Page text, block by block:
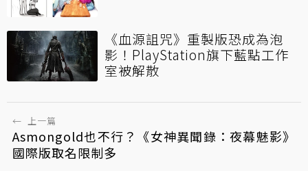
《血源詛咒》重製版恐成為泡
影！PlayStation旗下藍點工作
室被解散
← 上一篇
Asmongold也不行？《女神異聞錄：夜幕魅影》
國際版取名限制多